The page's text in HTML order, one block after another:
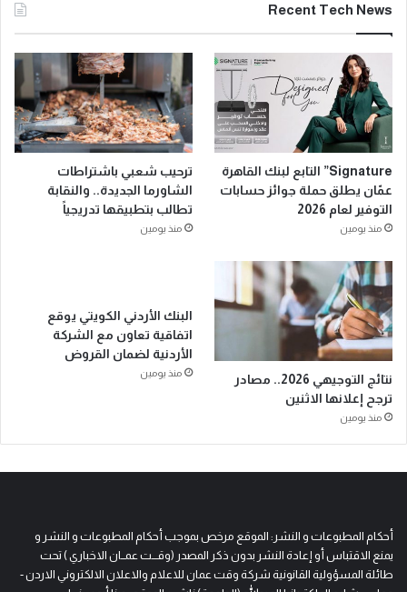
Recent Tech News
Signature” التابع لبنك القاهرة
عمّان يطلق حملة جوائز حسابات
التوفير لعام 2026
منذ يومين
ترحيب شعبي باشتراطات
الشاورما الجديدة.. والنقابة
تطالب بتطبيقها تدريجياً
منذ يومين
نتائج التوجيهي 2026.. مصادر
ترجح إعلانها الاثنين
منذ يومين
البنك الأردني الكويتي يوقع
اتفاقية تعاون مع الشركة
الأردنية لضمان القروض
منذ يومين
أحكام المطبوعات و النشر: الموقع مرخص بموجب أحكام المطبوعات و النشر و
يمنع الاقتباس أو إعادة النشر بدون ذكر المصدر (وقـــت عمــان الاخباري ) تحت
طائلة المسؤولية القانونية شركة وقت عمان للاعلام والاعلان الالكتروني الاردن -